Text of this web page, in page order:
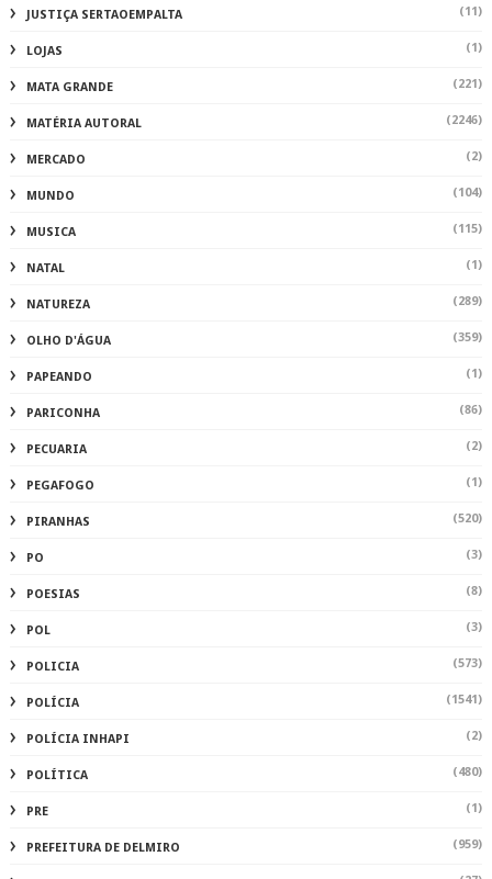
JUSTIÇA SERTAOEMPALTA (11)
LOJAS (1)
MATA GRANDE (221)
MATÉRIA AUTORAL (2246)
MERCADO (2)
MUNDO (104)
MUSICA (115)
NATAL (1)
NATUREZA (289)
OLHO D'ÁGUA (359)
PAPEANDO (1)
PARICONHA (86)
PECUARIA (2)
PEGAFOGO (1)
PIRANHAS (520)
PO (3)
POESIAS (8)
POL (3)
POLICIA (573)
POLÍCIA (1541)
POLÍCIA INHAPI (2)
POLÍTICA (480)
PRE (1)
PREFEITURA DE DELMIRO (959)